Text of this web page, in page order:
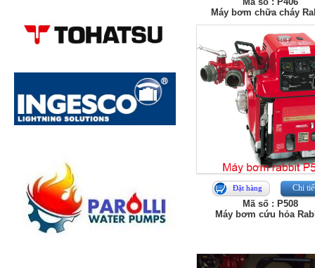
Máy bơm chữa cháy
Đặt hàng Chi
Mã số : P508
Máy bơm cứu hỏa